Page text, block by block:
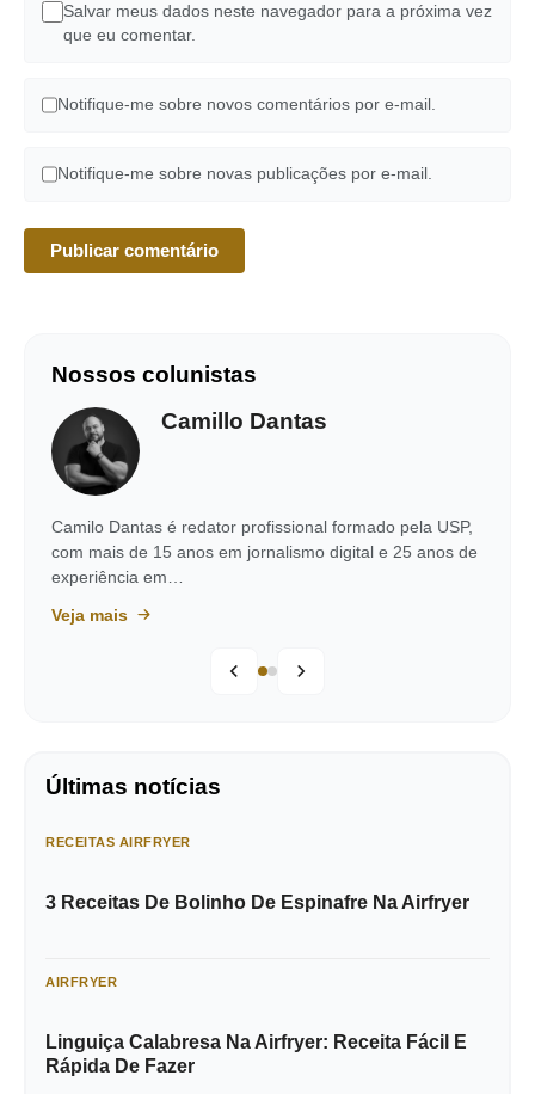
Salvar meus dados neste navegador para a próxima vez
que eu comentar.
Notifique-me sobre novos comentários por e-mail.
Notifique-me sobre novas publicações por e-mail.
Nossos colunistas
Camillo Dantas
Camilo Dantas é redator profissional formado pela USP,
com mais de 15 anos em jornalismo digital e 25 anos de
experiência em…
Veja mais
Últimas notícias
RECEITAS AIRFRYER
3 Receitas De Bolinho De Espinafre Na Airfryer
AIRFRYER
Linguiça Calabresa Na Airfryer: Receita Fácil E
Rápida De Fazer